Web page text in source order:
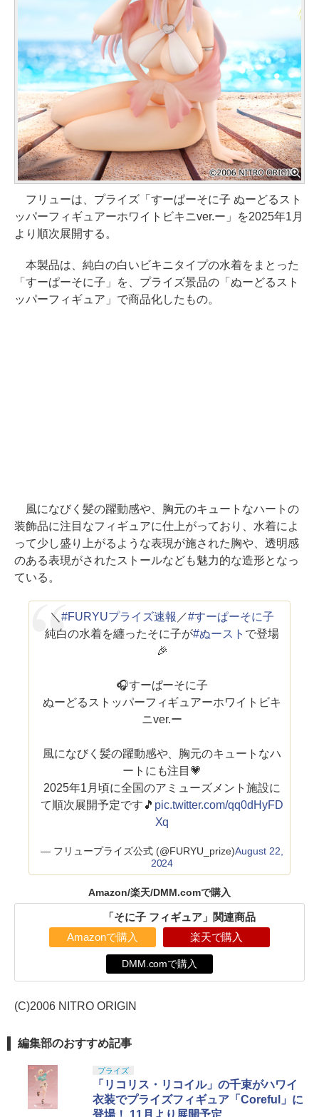
フリューは、プライズ「すーぱーそに子 ぬーどるスト
ッパーフィギュアーホワイトビキニver.ー」を2025年1月
より順次展開する。
本製品は、純白の白いビキニタイプの水着をまとった
「すーぱーそに子」を、プライズ景品の「ぬーどるスト
ッパーフィギュア」で商品化したもの。
風になびく髪の躍動感や、胸元のキュートなハートの
装飾品に注目なフィギュアに仕上がっており、水着によ
って少し盛り上がるような表現が施された胸や、透明感
のある表現がされたストールなども魅力的な造形となっ
ている。
＼#FURYUプライズ速報 ／#すーぱーそに子
純白の水着を纏ったそに子が#ぬースト で登場
🎉
🎧すーぱーそに子
ぬーどるストッパーフィギュアーホワイトビキ
ニver.ー
風になびく髪の躍動感や、胸元のキュートなハ
ートにも注目💗
2025年1月頃に全国のアミューズメント施設に
て順次展開予定です🎵 pic.twitter.com/qq0dHyFD
Xq
— フリュープライズ公式 (@FURYU_prize)August 22,
2024
Amazon/楽天/DMM.comで購入
「そに子 フィギュア」関連商品
Amazonで購入 楽天で購入
DMM.comで購入
(C)2006 NITRO ORIGIN
編集部のおすすめ記事
プライズ
「リコリス・リコイル」の千束がハワイ
衣装でプライズフィギュア「Coreful」に
登場！ 11月より展開予定